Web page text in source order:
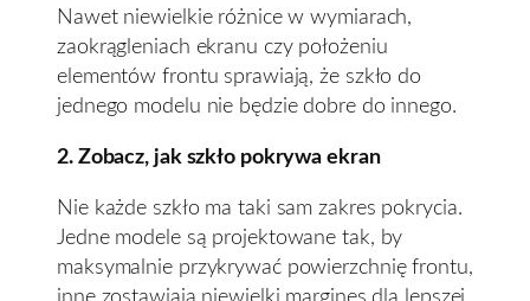
Nawet niewielkie różnice w wymiarach,
zaokrągleniach ekranu czy położeniu
elementów frontu sprawiają, że szkło do
jednego modelu nie będzie dobre do innego.
2. Zobacz, jak szkło pokrywa ekran
Nie każde szkło ma taki sam zakres pokrycia.
Jedne modele są projektowane tak, by
maksymalnie przykrywać powierzchnię frontu,